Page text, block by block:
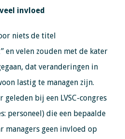
invloed
niets de titel
en velen zouden met de kater
dat veranderingen in
lastig te managen zijn.
bij een LVSC-congres
personeel) die een bepaalde
managers geen invloed op